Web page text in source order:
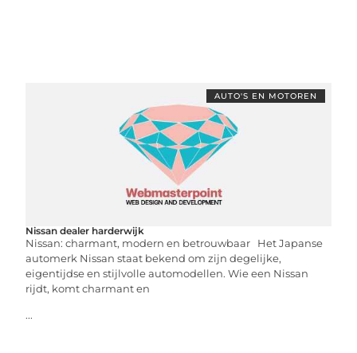
AUTO'S EN MOTOREN
Nissan dealer harderwijk
Nissan: charmant, modern en betrouwbaar Het Japanse
automerk Nissan staat bekend om zijn degelijke,
eigentijdse en stijlvolle automodellen. Wie een Nissan
rijdt, komt charmant en
...